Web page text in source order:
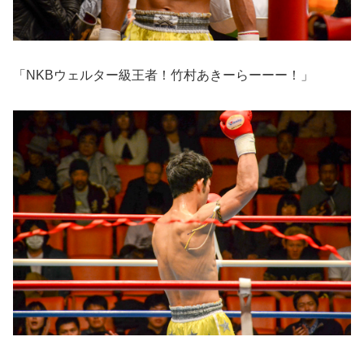
「NKBウェルター級王者！竹村あきーらーーー！」